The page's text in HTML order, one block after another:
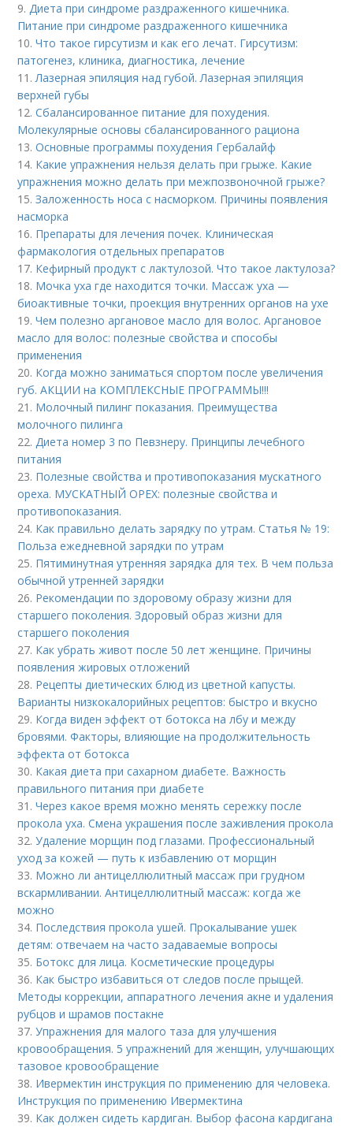
9.Диета при синдроме раздраженного кишечника.
Питание при синдроме раздраженного кишечника
10.Что такое гирсутизм и как его лечат. Гирсутизм:
патогенез, клиника, диагностика, лечение
11.Лазерная эпиляция над губой. Лазерная эпиляция
верхней губы
12.Сбалансированное питание для похудения.
Молекулярные основы сбалансированного рациона
13.Основные программы похудения Гербалайф
14. Какие упражнения нельзя делать при грыже. Какие
упражнения можно делать при межпозвоночной грыже?
15.Заложенность носа с насморком. Причины появления
насморка
16. Препараты для лечения почек. Клиническая
фармакология отдельных препаратов
17. Кефирный продукт с лактулозой. Что такое лактулоза?
18. Мочка уха где находится точки. Массаж уха —
биоактивные точки, проекция внутренних органов на ухе
19.Чем полезно аргановое масло для волос. Аргановое
масло для волос: полезные свойства и способы
применения
20. Когда можно заниматься спортом после увеличения
губ. АКЦИИ на КОМПЛЕКСНЫЕ ПРОГРАММЫ!!!
21. Молочный пилинг показания. Преимущества
молочного пилинга
22.Диета номер 3 по Певзнеру. Принципы лечебного
питания
23. Полезные свойства и противопоказания мускатного
ореха. МУСКАТНЫЙ ОРЕХ: полезные свойства и
противопоказания.
24. Как правильно делать зарядку по утрам. Статья № 19:
Польза ежедневной зарядки по утрам
25. Пятиминутная утренняя зарядка для тех. В чем польза
обычной утренней зарядки
26. Рекомендации по здоровому образу жизни для
старшего поколения. Здоровый образ жизни для
старшего поколения
27. Как убрать живот после 50 лет женщине. Причины
появления жировых отложений
28. Рецепты диетических блюд из цветной капусты.
Варианты низкокалорийных рецептов: быстро и вкусно
29. Когда виден эффект от ботокса на лбу и между
бровями. Факторы, влияющие на продолжительность
эффекта от ботокса
30. Какая диета при сахарном диабете. Важность
правильного питания при диабете
31.Через какое время можно менять сережку после
прокола уха. Смена украшения после заживления прокола
32.Удаление морщин под глазами. Профессиональный
уход за кожей — путь к избавлению от морщин
33. Можно ли антицеллюлитный массаж при грудном
вскармливании. Антицеллюлитный массаж: когда же
можно
34. Последствия прокола ушей. Прокалывание ушек
детям: отвечаем на часто задаваемые вопросы
35. Ботокс для лица. Косметические процедуры
36. Как быстро избавиться от следов после прыщей.
Методы коррекции, аппаратного лечения акне и удаления
рубцов и шрамов постакне
37.Упражнения для малого таза для улучшения
кровообращения. 5 упражнений для женщин, улучшающих
тазовое кровообращение
38. Ивермектин инструкция по применению для человека.
Инструкция по применению Ивермектина
39. Как должен сидеть кардиган. Выбор фасона кардигана